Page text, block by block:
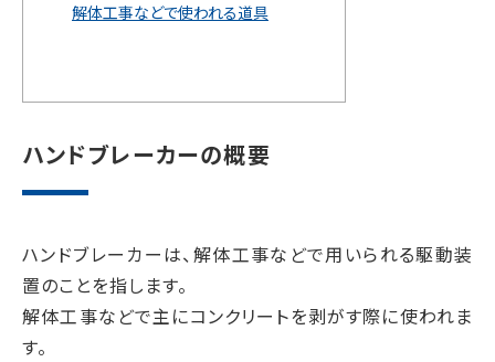
解体工事などで使われる道具
ハンドブレーカーの概要
ハンドブレーカーは、解体工事などで用いられる駆動装
置のことを指します。
解体工事などで主にコンクリートを剥がす際に使われま
す。